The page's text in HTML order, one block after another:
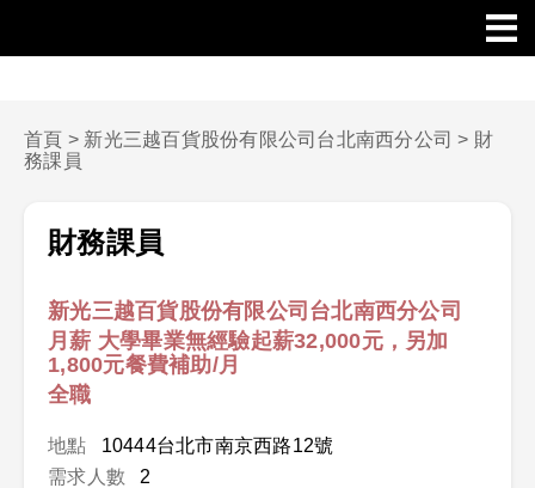
首頁 > 新光三越百貨股份有限公司台北南西分公司 > 財
務課員
財務課員
新光三越百貨股份有限公司台北南西分公司
月薪 大學畢業無經驗起薪32,000元，另加
1,800元餐費補助/月
全職
地點
10444台北市南京西路12號
需求人數
2